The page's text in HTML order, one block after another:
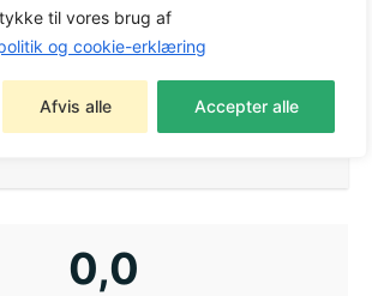
til vores brug af
og cookie-erklæring
Afvis alle Accepter alle
Ø 2.0 mm
45.0 m / 91.0 m
0,0